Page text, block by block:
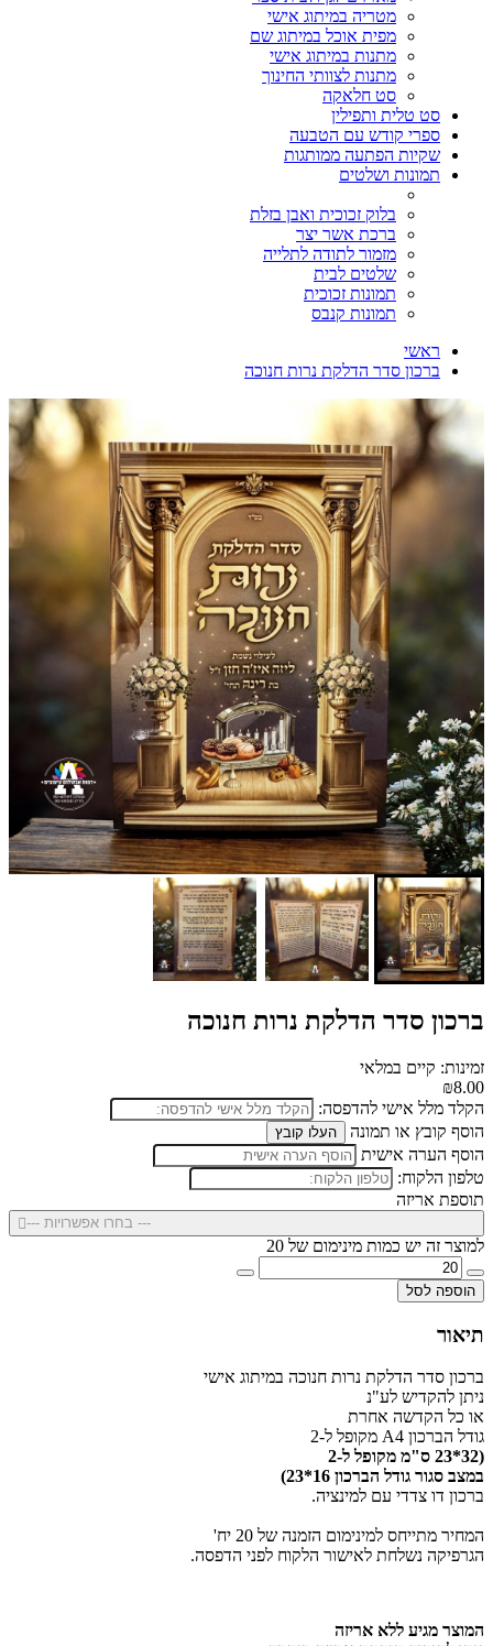
מטריה במיתוג אישי
מפית אוכל במיתוג שם
מתנות במיתוג אישי
מתנות לצוותי החינוך
סט חלאקה
סט טלית ותפילין
ספרי קודש עם הטבעה
שקיות הפתעה ממותגות
תמונות ושלטים
בלוק זכוכית ואבן בזלת
ברכת אשר יצר
מזמור לתודה לתלייה
שלטים לבית
תמונות זכוכית
תמונות קנבס
ראשי
ברכון סדר הדלקת נרות חנוכה
ברכון סדר הדלקת נרות חנוכה
זמינות: קיים במלאי
₪8.00
הקלד מלל אישי להדפסה:
הוסף קובץ או תמונה
העלו קובץ
הוסף הערה אישית
טלפון הלקוח:
תוספת אריזה
--- בחרו אפשרויות ---
למוצר זה יש כמות מינימום של 20
הוספה לסל
תיאור
ברכון סדר הדלקת נרות חנוכה במיתוג אישי
ניתן להקדיש לע"נ
או כל הקדשה אחרת
גודל הברכון A4 מקופל ל-2
(32*23 ס"מ מקופל ל-2
במצב סגור גודל הברכון 16*23)
ברכון דו צדדי עם למינציה.
המחיר מתייחס למינימום הזמנה של 20 יח'
הגרפיקה נשלחת לאישור הלקוח לפני הדפסה.
המוצר מגיע ללא אריזה